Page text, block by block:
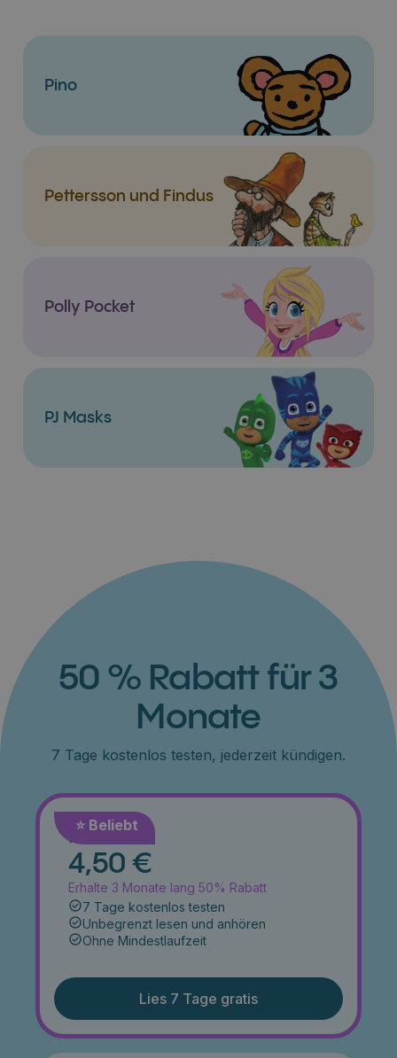
Pino
Pettersson und Findus
Polly Pocket
PJ Masks
50 % Rabatt für 3
Monate
7 Tage kostenlos testen, jederzeit kündigen.
⭐️ Beliebt
Monat
4,50 €
Erhalte 3 Monate lang 50% Rabatt
7 Tage kostenlos testen
Unbegrenzt lesen und anhören
Ohne Mindestlaufzeit
Lies 7 Tage gratis